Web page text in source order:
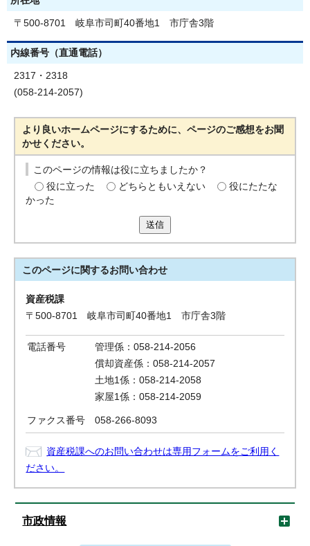
〒500-8701 岐阜市司町40番地1 市庁舎3階
内線番号（直通電話）
2317・2318
(058-214-2057)
より良いホームページにするために、ページのご感想をお聞
かせください。
このページの情報は役に立ちましたか？
役に立った
どちらともいえない
役にたたな
かった
送信
このページに関するお問い合わせ
資産税課
〒500-8701 岐阜市司町40番地1 市庁舎3階
電話番号
管理係：058-214-2056
償却資産係：058-214-2057
土地1係：058-214-2058
家屋1係：058-214-2059
ファクス番号 058-266-8093
資産税課へのお問い合わせは専用フォームをご利用く
ださい。
市政情報